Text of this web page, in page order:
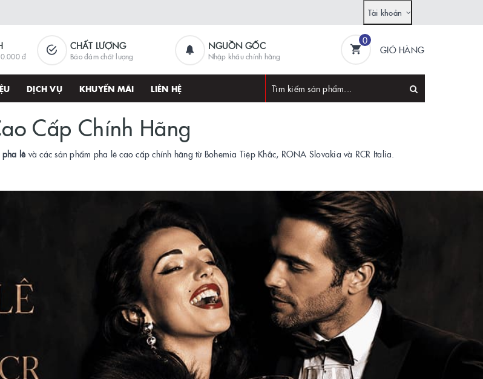
Tài khoản
đ
CHẤT LƯỢNG
Bảo đảm chất lượng
NGUỒN GỐC
Nhập khẩu chính hãng
0
GIỎ HÀNG
DỊCH VỤ KHUYẾN MÃI LIÊN HỆ
Cấp Chính Hãng
pha lêvà các sản phẩm pha lê cao cấp chính hãng từ Bohemia Tiệp Khắc, RONA Slovakia và RCR Italia.